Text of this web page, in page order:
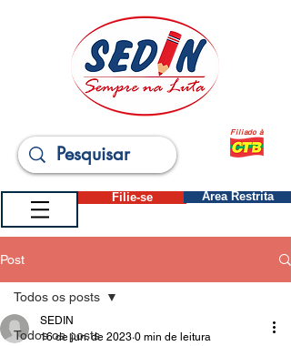
Filiado à
Filie-se Área Restrita
Post
Todos os posts
Todos os posts
SEDIN
16 de jun. de 2023 0 min de leitura